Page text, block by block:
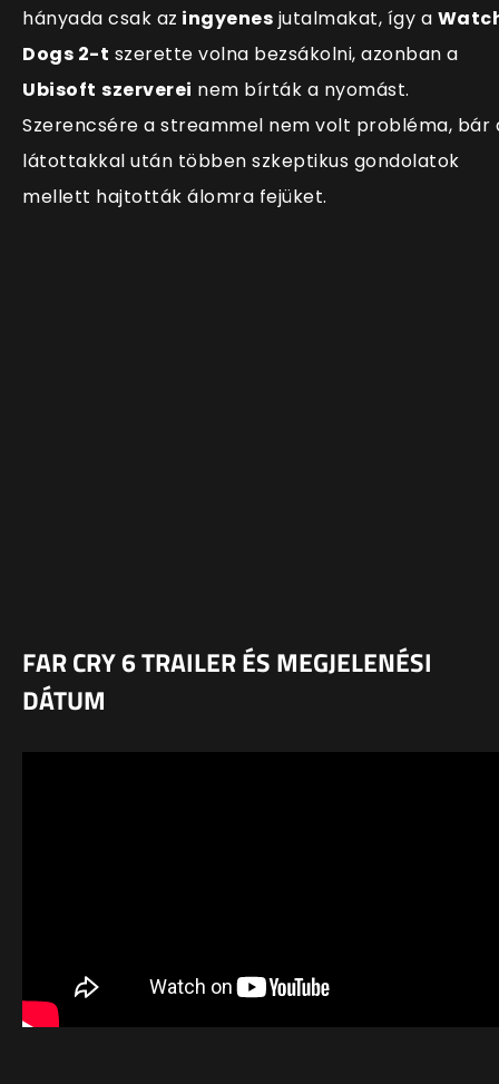
hányada csak az ingyenes jutalmakat, így a
Dogs 2-t szerette volna bezsákolni, azonban a
Ubisoft szerverei nem bírták a nyomást.
Szerencsére a streammel nem volt probléma, bár
látottakkal után többen szkeptikus gondolatok
mellett hajtották álomra fejüket.
FAR CRY 6 TRAILER ÉS MEGJELENÉSI
DÁTUM